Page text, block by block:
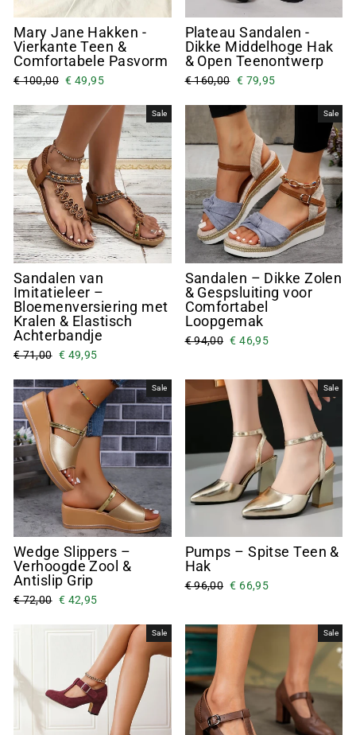
Mary Jane Hakken -
Vierkante Teen &
Comfortabele Pasvorm
€ 100,00 € 49,95
Plateau Sandalen -
Dikke Middelhoge Hak
& Open Teenontwerp
€ 160,00 € 79,95
Sale
Sandalen van
Imitatieleer –
Bloemenversiering met
Kralen & Elastisch
Achterbandje
€ 71,00 € 49,95
Sale
Sandalen – Dikke Zolen
& Gespsluiting voor
Comfortabel
Loopgemak
€ 94,00 € 46,95
Sale
Wedge Slippers –
Verhoogde Zool &
Antislip Grip
€ 72,00 € 42,95
Sale
Pumps – Spitse Teen &
Hak
€ 96,00 € 66,95
Sale Sale